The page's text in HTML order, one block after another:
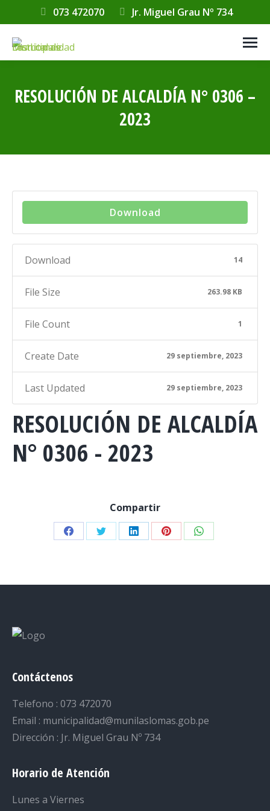
073 472070 Jr. Miguel Grau Nº 734
RESOLUCIÓN DE ALCALDÍA N° 0306 –
2023
Download
Download 14
File Size 263.98 KB
File Count 1
Create Date 29 septiembre, 2023
Last Updated 29 septiembre, 2023
RESOLUCIÓN DE ALCALDÍA
N° 0306 - 2023
Compartir
Share Share Share Share Share
Contáctenos
Telefono : 073 472070
Email : municipalidad@munilaslomas.gob.pe
Dirección : Jr. Miguel Grau Nº 734
Horario de Atención
Lunes a Viernes